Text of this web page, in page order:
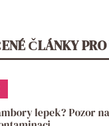
ČLÁNKY PRO
lepek? Pozor